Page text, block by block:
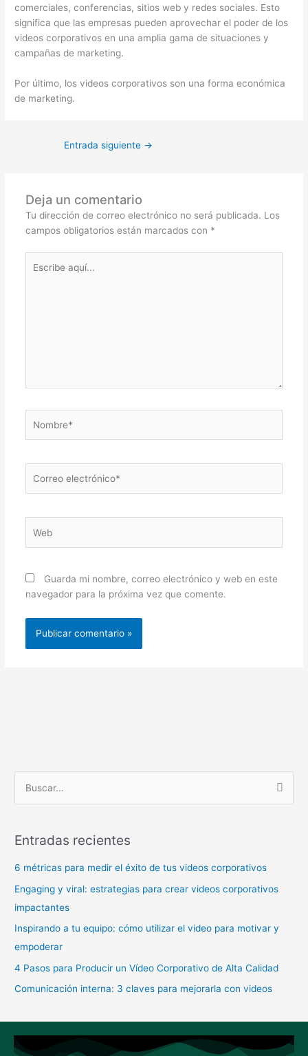
comerciales, conferencias, sitios web y redes sociales. Esto
significa que las empresas pueden aprovechar el poder de los
videos corporativos en una amplia gama de situaciones y
campañas de marketing.
Por último, los videos corporativos son una forma económica
de marketing.
Entrada siguiente →
Deja un comentario
Tu dirección de correo electrónico no será publicada. Los
campos obligatorios están marcados con *
aquí...
electrónico*
Guarda mi nombre, correo electrónico y web en este
navegador para la próxima vez que comente.
c
a
r
p
Entradas recientes
6 métricas para medir el éxito de tus videos corporativos
Engaging y viral: estrategias para crear videos corporativos
impactantes
Inspirando a tu equipo: cómo utilizar el video para motivar y
empoderar
4 Pasos para Producir un Vídeo Corporativo de Alta Calidad
Comunicación interna: 3 claves para mejorarla con videos